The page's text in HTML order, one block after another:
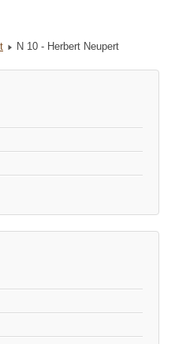
N 10 - Herbert Neupert